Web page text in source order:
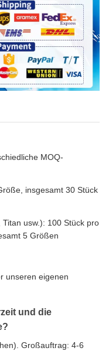
MOQ-
insgesamt 30 Stück
usw.): 100 Stück pro
5 Größen
unseren eigenen
und die
Großauftrag: 4-6